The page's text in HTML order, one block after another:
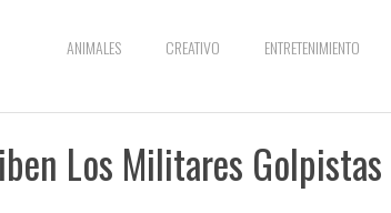
ANIMALES CREATIVO ENTRETENIMIENTO
Los Militares Golpistas